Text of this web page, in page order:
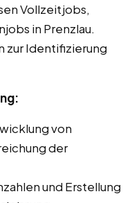
Vollzeitjobs,
in Prenzlau.
zur Identifizierung
von
der
und Erstellung